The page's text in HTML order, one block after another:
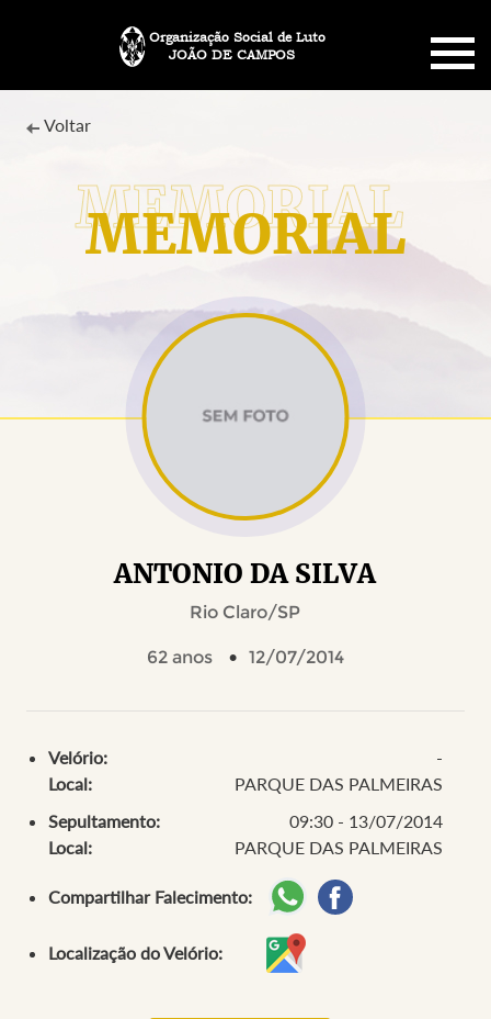
JOÃO DE CAMPOS
Organização Social de Luto
SOBRE NÓS
PLANO FUNERÁRIO
MENSAGENS
MEMORIAL
Voltar
ANTONIO DA SILVA
Rio Claro/SP
62 anos 12/07/2014
Velório:
-
Local:
PARQUE DAS PALMEIRAS
Sepultamento:
09:30 - 13/07/2014
Local:
PARQUE DAS PALMEIRAS
Compartilhar Falecimento:
Localização do Velório: